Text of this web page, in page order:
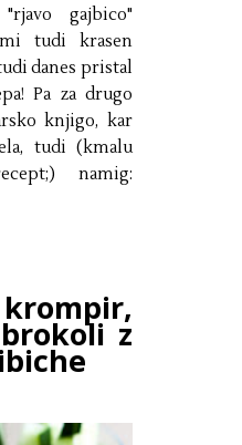
gajbico"
tudi krasen
danes pristal
Pa za drugo
knjigo, kar
tudi (kmalu
namig:
z